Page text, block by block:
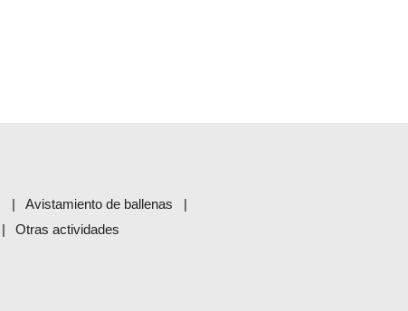
Avistamiento de ballenas
Otras actividades